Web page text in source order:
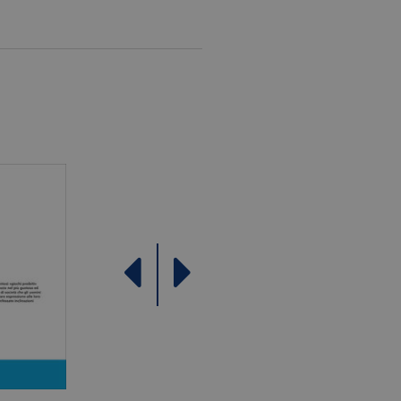
offerte in tempo reale